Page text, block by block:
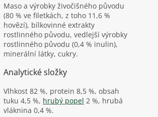
Maso a výrobky živočišného původu
(80 % ve filetkách, z toho 11,6 %
hovězí), bílkovinné extrakty
rostlinného původu, vedlejší výrobky
rostlinného původu (0,4 % inulin),
minerální látky, cukry.
Analytické složky
Vlhkost 82 %, protein 8,5 %, obsah
tuku 4,5 %, hrubý popel 2 %, hrubá
vláknina 0,4 %.